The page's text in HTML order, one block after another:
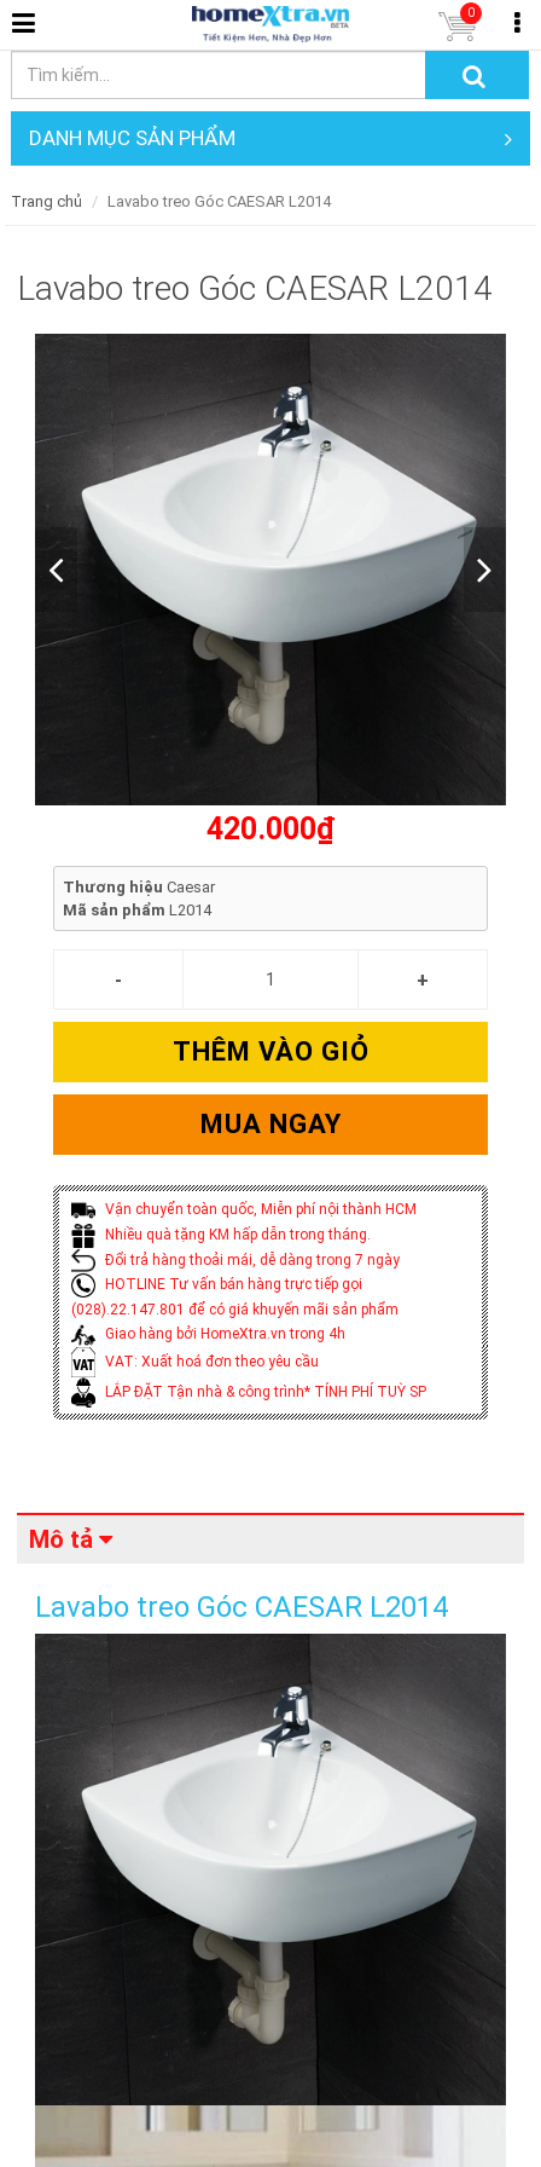
0
DANH MỤC SẢN PHẨM
Trang chủ Lavabo treo Góc CAESAR L2014
Lavabo treo Góc CAESAR L2014
420.000₫
Thương hiệu Caesar
Mã sản phẩm L2014
THÊM VÀO GIỎ
MUA NGAY
Vận chuyển toàn quốc, Miễn phí nội thành HCM
Nhiều quà tặng KM hấp dẫn trong tháng.
Đổi trả hàng thoải mái, dễ dàng trong 7 ngày
HOTLINE Tư vấn bán hàng trực tiếp gọi
(028).22.147.801 để có giá khuyến mãi sản phẩm
Giao hàng bởi HomeXtra.vn trong 4h
VAT: Xuất hoá đơn theo yêu cầu
LẮP ĐẶT Tận nhà & công trình* TÍNH PHÍ TUỲ SP
Mô tả
Lavabo treo Góc CAESAR L2014